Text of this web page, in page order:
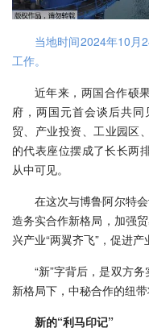
当地时间2024年10月
工作。
近年来，两国合作硕
府，两国元首会谈后共
贸、产业投资、工业园
的代表座位摆成了长长两
从中可见。
在这次与博鲁阿尔特
造务实合作新格局，加强
兴产业“两翼齐飞”，促进产
“新”字背后，是双方
新格局下，中秘合作的纽带
新的“利马印记”